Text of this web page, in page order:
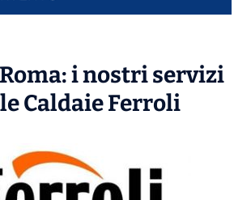
i nostri servizi
CaldaieFerroli